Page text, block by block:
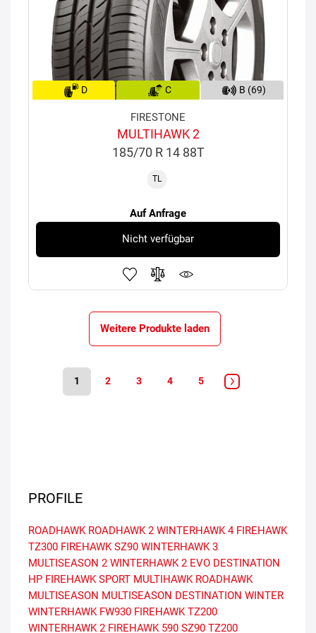
D C B (69)
FIRESTONE
MULTIHAWK 2
185/70 R 14 88T
TL
Auf Anfrage
Nicht verfügbar
Weitere Produkte laden
1 2 3 4 5
PROFILE
ROADHAWK ROADHAWK 2 WINTERHAWK 4 FIREHAWK
TZ300 FIREHAWK SZ90 WINTERHAWK 3
MULTISEASON 2 WINTERHAWK 2 EVO DESTINATION
HP FIREHAWK SPORT MULTIHAWK ROADHAWK
MULTISEASON MULTISEASON DESTINATION WINTER
WINTERHAWK FW930 FIREHAWK TZ200
WINTERHAWK 2 FIREHAWK 590 SZ90 TZ200